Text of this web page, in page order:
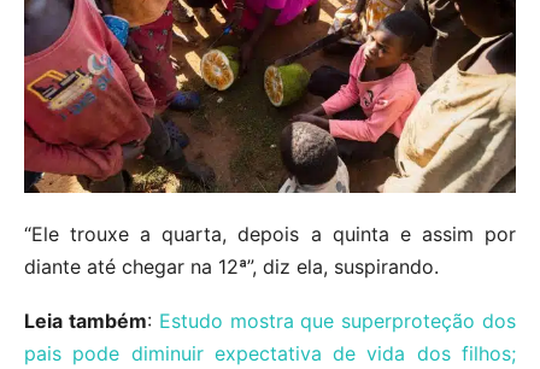
“Ele trouxe a quarta, depois a quinta e assim por
diante até chegar na 12ª”, diz ela, suspirando.
Leia também: Estudo mostra que superproteção dos
pais pode diminuir expectativa de vida dos filhos;